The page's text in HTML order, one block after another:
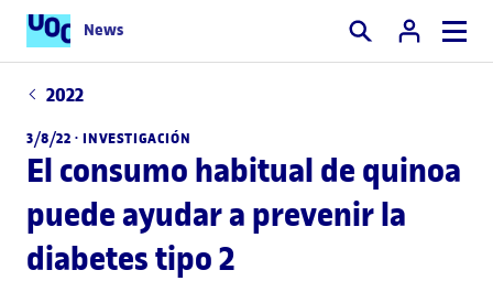
News Buscar
2022
3/8/22 ·INVESTIGACIÓN
El consumo habitual de quinoa
puede ayudar a prevenir la
diabetes tipo 2